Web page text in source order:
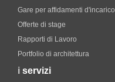
Gare per affidamenti d'incarico
Offerte di stage
Rapporti di Lavoro
Portfolio di architettura
i servizi